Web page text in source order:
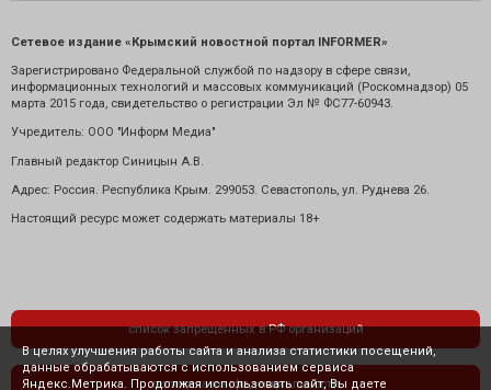
Сетевое издание «Крымский новостной портал INFORMER»
Зарегистрировано Федеральной службой по надзору в сфере связи,
информационных технологий и массовых коммуникаций (Роскомнадзор) 05
марта 2015 года, свидетельство о регистрации Эл № ФС77-60943.
Учредитель: ООО "Информ Медиа"
Главный редактор Синицын А.В.
Адрес: Россия. Республика Крым. 299053. Севастополь, ул. Руднева 26.
Настоящий ресурс может содержать материалы 18+
список запрещенных в РФ организаций
политика конфиденциальности
В целях улучшения работы сайта и анализа статистики посещений,
данные обрабатываются с использованием сервиса
Яндекс.Метрика. Продолжая использовать сайт, Вы даете